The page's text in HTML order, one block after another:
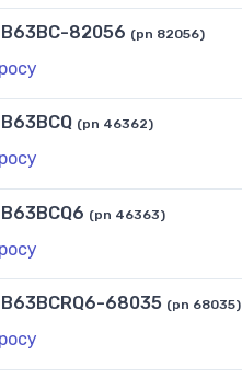
82056 (pn 82056)
(pn 46362)
(pn 46363)
68035 (pn 68035)